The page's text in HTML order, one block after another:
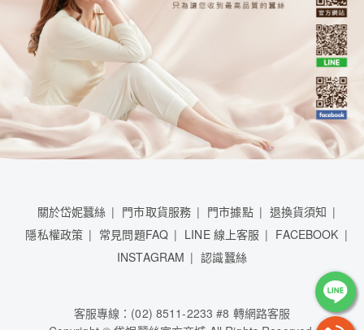
關於岱妮蠶絲 門市取貨服務 門市據點
退換貨須知
隱私權政策
常見問題FAQ LINE 線上客服
FACEBOOK
INSTAGRAM
認識蠶絲
客服專線：(02) 8511-2233 #8 轉網路客服